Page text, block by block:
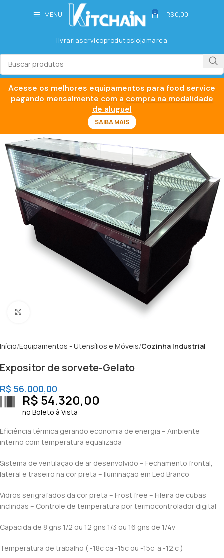
MENU 0 R$0,00
livrariaserviçoprodutoslojamarca
Início Equipamentos - Utensílios e Móveis Cozinha Industrial
Expositor de sorvete-Gelato
R$ 56.000,00
R$ 54.320,00
no Boleto à Vista
Eficiência térmica gerando economia de energia – Ambiente
interno com temperatura equalizada
Sistema de ventilação de ar desenvolvido – Fechamento frontal,
lateral e traseiro na cor preta – Iluminação em Led Branco
Vidros serigrafados da cor preta – Frost free – Fileira de cubas
inclindas – Controle de temperatura por termocontrolador digital
Capacida de 8 gns 1/2 ou 12 gns 1/3 ou 16 gns de 1/4v
Temperatura de trabalho ( -18c ca -15c ou -15c a -12.c )
Acesse os melhores equipamentos para food service
pagando mensalmente com a compra na modalidade
de aluguel
SAIBA MAIS